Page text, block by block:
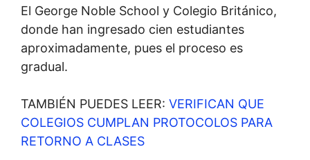
El George Noble School y Colegio Británico,
donde han ingresado cien estudiantes
aproximadamente, pues el proceso es
gradual.
TAMBIÉN PUEDES LEER: VERIFICAN QUE
COLEGIOS CUMPLAN PROTOCOLOS PARA
RETORNO A CLASES